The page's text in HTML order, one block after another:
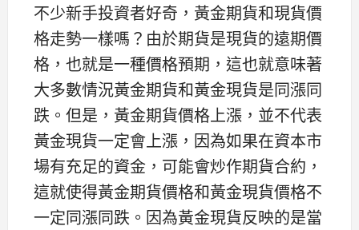
不少新手投資者好奇，黃金期貨和現貨價
格走勢一樣嗎？由於期貨是現貨的遠期價
格，也就是一種價格預期，這也就意味著
大多數情況黃金期貨和黃金現貨是同漲同
跌。但是，黃金期貨價格上漲，並不代表
黃金現貨一定會上漲，因為如果在資本市
場有充足的資金，可能會炒作期貨合約，
這就使得黃金期貨價格和黃金現貨價格不
一定同漲同跌。因為黃金現貨反映的是當